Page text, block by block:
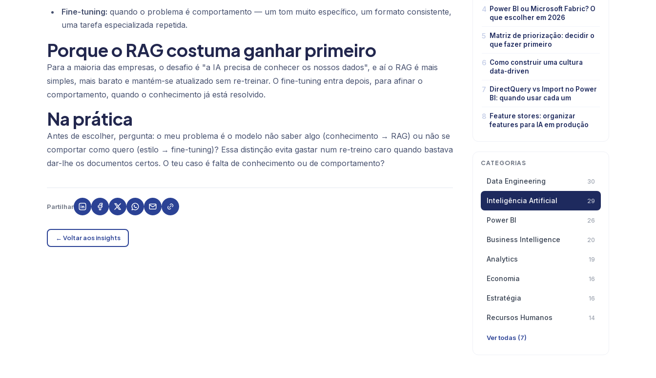
Fine-tuning: quando o problema é comportamento — um tom muito específico, um formato consistente,
uma tarefa especializada repetida.
Porque o RAG costuma ganhar primeiro
Para a maioria das empresas, o desafio é "a IA precisa de conhecer os nossos dados", e aí o RAG é mais
simples, mais barato e mantém-se atualizado sem re-treinar. O fine-tuning entra depois, para afinar o
comportamento, quando o conhecimento já está resolvido.
Na prática
Antes de escolher, pergunta: o meu problema é o modelo não saber algo (conhecimento → RAG) ou não se
comportar como quero (estilo → fine-tuning)? Essa distinção evita gastar num re-treino caro quando bastava
dar-lhe os documentos certos. O teu caso é falta de conhecimento ou de comportamento?
Partilhar
← Voltar aos insights
4 Power BI ou Microsoft Fabric? O
que escolher em 2026
5
Matriz de priorização: decidir o
que fazer primeiro
6 Como construir uma cultura
data-driven
7
DirectQuery vs Import no Power
BI: quando usar cada um
8 Feature stores: organizar
features para IA em produção
CATEGORIAS
Data Engineering 30
Inteligência Artificial 29
Power BI 26
Business Intelligence 20
Analytics 19
Economia 16
Estratégia 16
Recursos Humanos 14
Ver todas (7)